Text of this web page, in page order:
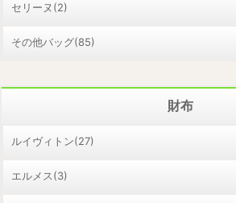
セリーヌ(2)
その他バッグ(85)
財布
ルイヴィトン(27)
エルメス(3)